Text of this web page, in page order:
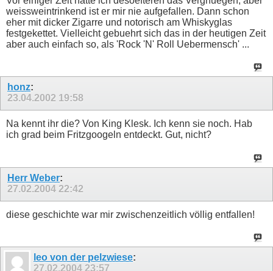
weissweintrinkend ist er mir nie aufgefallen. Dann schon
eher mit dicker Zigarre und notorisch am Whiskyglas
festgekettet. Vielleicht gebuehrt sich das in der heutigen Zeit
aber auch einfach so, als 'Rock 'N' Roll Uebermensch' ...
honz:
23.04.2002 19:58
Na kennt ihr die? Von King Klesk. Ich kenn sie noch. Hab
ich grad beim Fritzgoogeln entdeckt. Gut, nicht?
Herr Weber:
27.02.2004 22:42
diese geschichte war mir zwischenzeitlich völlig entfallen!
leo von der pelzwiese:
27.02.2004 23:57